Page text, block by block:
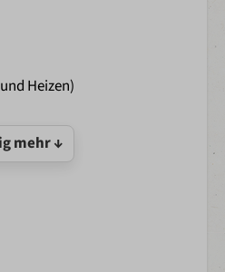
Heizen)
mehr ↓